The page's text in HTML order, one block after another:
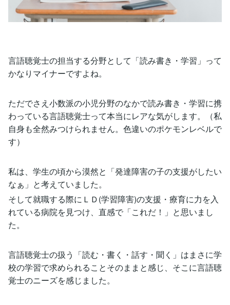
言語聴覚士の担当する分野として「読み書き・学習」って
かなりマイナーですよね。
ただでさえ小数派の小児分野のなかで読み書き・学習に携
わっている言語聴覚士って本当にレアな気がします。（私
自身も全然みつけられません。色違いのポケモンレベルで
す）
私は、学生の頃から漠然と「発達障害の子の支援がしたい
なぁ」と考えていました。
そして就職する際にＬＤ(学習障害)の支援・療育に力を入
れている病院を見つけ、直感で「これだ！」と思いまし
た。
言語聴覚士の扱う「読む・書く・話す・聞く」はまさに学
校の学習で求められることそのままと感じ、そこに言語聴
覚士のニーズを感じました。